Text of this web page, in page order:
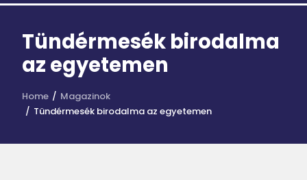
Search
for:
EHÖK
ÖSZTÖNDÍJAK
PÁLYÁZATOK
Tündérmesék birodalma
az egyetemen
Home
Magazinok
Tündérmesék birodalma az egyetemen